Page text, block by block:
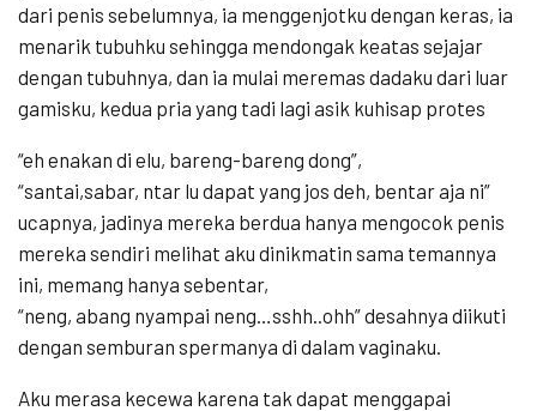
dari penis sebelumnya, ia menggenjotku dengan keras, ia
menarik tubuhku sehingga mendongak keatas sejajar
dengan tubuhnya, dan ia mulai meremas dadaku dari luar
gamisku, kedua pria yang tadi lagi asik kuhisap protes
“eh enakan di elu, bareng-bareng dong”,
“santai,sabar, ntar lu dapat yang jos deh, bentar aja ni”
ucapnya, jadinya mereka berdua hanya mengocok penis
mereka sendiri melihat aku dinikmatin sama temannya
ini, memang hanya sebentar,
“neng, abang nyampai neng…sshh..ohh” desahnya diikuti
dengan semburan spermanya di dalam vaginaku.
Aku merasa kecewa karena tak dapat menggapai